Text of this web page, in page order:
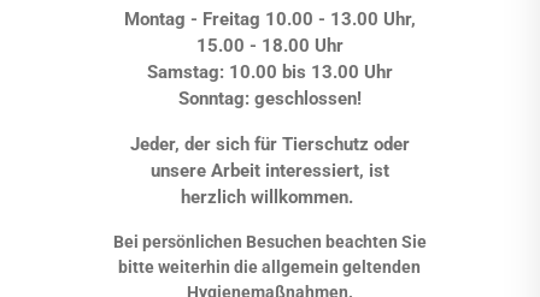
Montag - Freitag 10.00 - 13.00 Uhr,
15.00 - 18.00 Uhr
Samstag: 10.00 bis 13.00 Uhr
Sonntag: geschlossen!
Jeder, der sich für Tierschutz oder
unsere Arbeit interessiert, ist
herzlich willkommen.
Bei persönlichen Besuchen beachten Sie
bitte weiterhin die allgemein geltenden
Hygienemaßnahmen.